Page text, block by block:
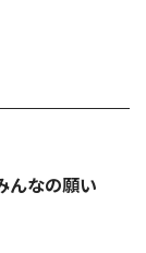
んなの願い